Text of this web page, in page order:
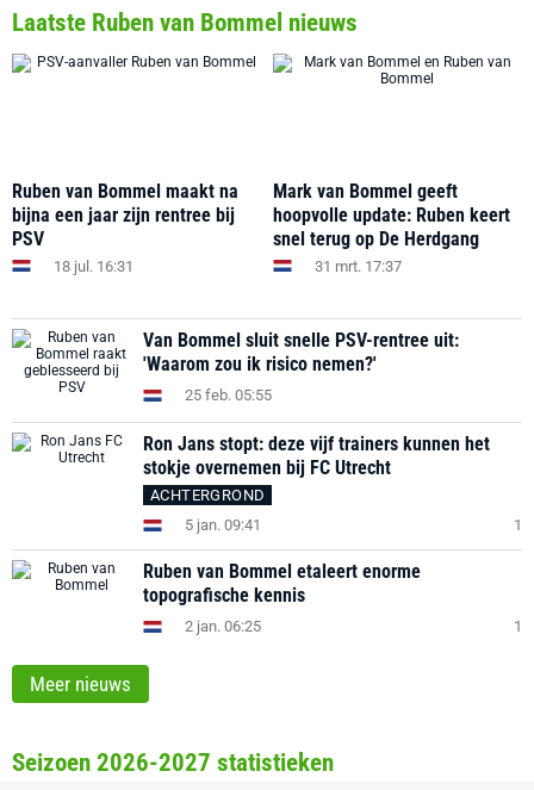
Laatste Ruben van Bommel nieuws
Ruben van Bommel maakt na
bijna een jaar zijn rentree bij
PSV
18 jul. 16:31
Mark van Bommel geeft
hoopvolle update: Ruben keert
snel terug op De Herdgang
31 mrt. 17:37
Van Bommel sluit snelle PSV-rentree uit:
'Waarom zou ik risico nemen?'
25 feb. 05:55
Ron Jans stopt: deze vijf trainers kunnen het
stokje overnemen bij FC Utrecht
ACHTERGROND
5 jan. 09:41
1
Ruben van Bommel etaleert enorme
topografische kennis
2 jan. 06:25 1
Meer nieuws
Seizoen 2026-2027 statistieken